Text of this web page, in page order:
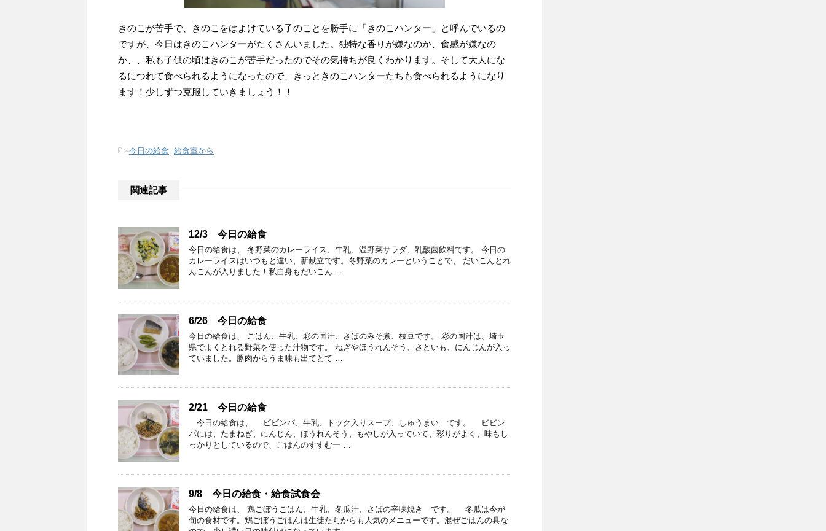
きのこが苦手で、きのこをはよけている子のことを勝手に「きのこハンター」と呼んでいるの
ですが、今日はきのこハンターがたくさんいました。独特な香りが嫌なのか、食感が嫌なの
か、、私も子供の頃はきのこが苦手だったのでその気持ちが良くわかります。そして大人にな
るにつれて食べられるようになったので、きっときのこハンターたちも食べられるようになり
ます！少しずつ克服していきましょう！！
-今日の給食, 給食室から
関連記事
12/3 今日の給食
今日の給食は、 冬野菜のカレーライス、牛乳、温野菜サラダ、乳酸菌飲料です。 今日の
カレーライスはいつもと違い、新献立です。冬野菜のカレーということで、 だいこんとれ
んこんが入りました！私自身もだいこん …
6/26 今日の給食
今日の給食は、 ごはん、牛乳、彩の国汁、さばのみそ煮、枝豆です。 彩の国汁は、埼玉
県でよくとれる野菜を使った汁物です。 ねぎやほうれんそう、さといも、にんじんが入っ
ていました。豚肉からうま味も出てとて …
2/21 今日の給食
今日の給食は、 ビビンパ、牛乳、トック入りスープ、しゅうまい です。 ビビン
パには、たまねぎ、にんじん、ほうれんそう、もやしが入っていて、彩りがよく、味もし
っかりとしているので、ごはんのすすむ一 …
9/8 今日の給食・給食試食会
今日の給食は、 鶏ごぼうごはん、牛乳、冬瓜汁、さばの辛味焼き です。 冬瓜は今が
旬の食材です。鶏ごぼうごはんは生徒たちからも人気のメニューです。混ぜごはんの具な